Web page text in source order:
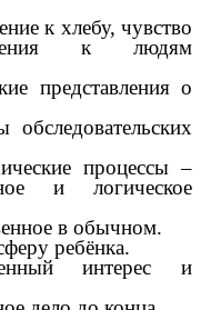
к хлебу, чувство
к людям
представления о
обследовательских
процессы –
и логическое
в обычном.
ребёнка.
интерес и